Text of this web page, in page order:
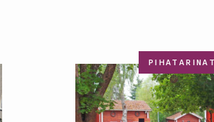
PIHATARINAT